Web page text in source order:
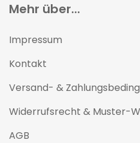
Mehr über...
Impressum
Kontakt
Versand- &
Widerrufsrecht & Muster-
AGB